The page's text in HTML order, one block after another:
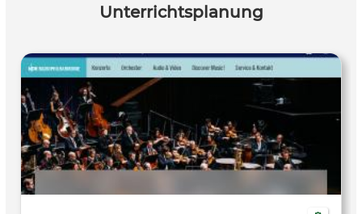
Unterrichtsplanung